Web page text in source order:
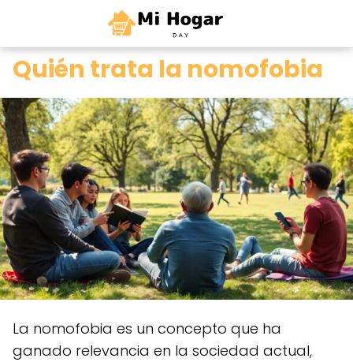
0
Quién trata la nomofobia
La nomofobia es un concepto que ha
ganado relevancia en la sociedad actual,